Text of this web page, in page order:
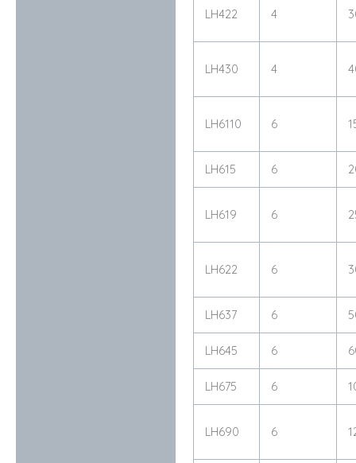
LH422 4
LH430 4
LH6110 6
LH615 6
LH619 6
LH622 6
LH637 6
LH645 6
LH675 6
LH690 6